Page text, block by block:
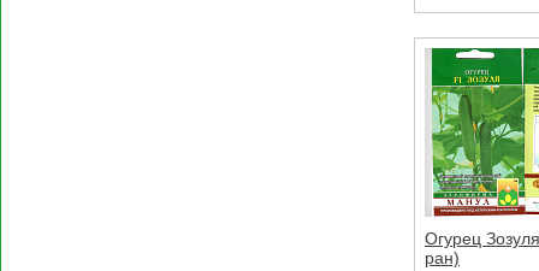
Огурец
ран)